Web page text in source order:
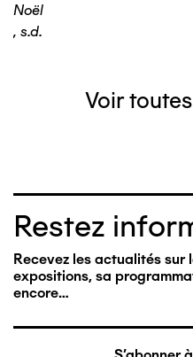
Noël
, s.d.
Voir
Restez
Recevez les actualités sur
expositions, sa
encore…